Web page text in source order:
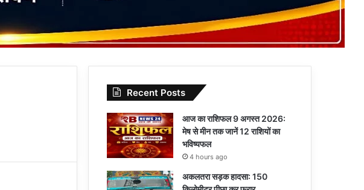
Recent Posts
आज का राशिफल 9 अगस्त 2026:
मेष से मीन तक जानें 12 राशियों का
भविष्यफल
4 hours ago
अकलतरा सड़क हादसा: 150